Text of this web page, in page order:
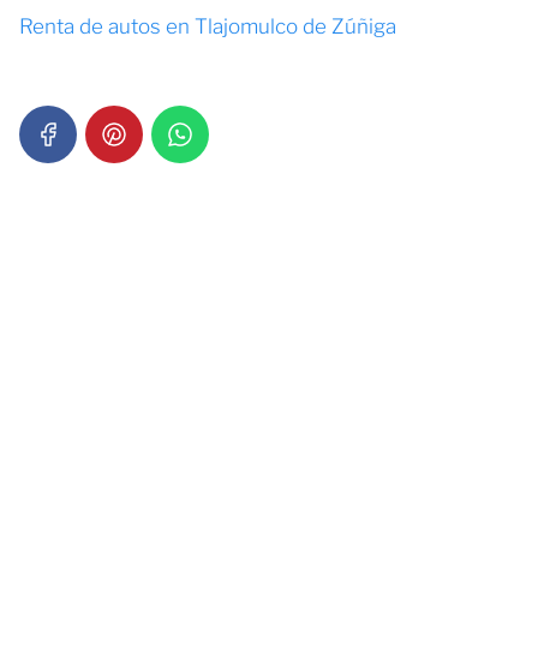
Renta de autos en Tlajomulco de Zúñiga